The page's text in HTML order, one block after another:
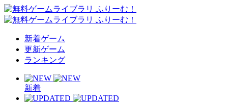
新着ゲーム
更新ゲーム
ランキング
新着